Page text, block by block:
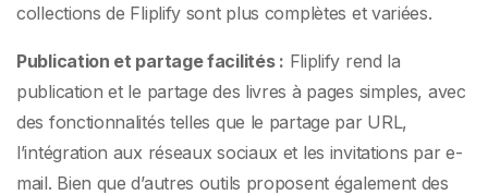
collections de Fliplify sont plus complètes et variées.
Publication et partage facilités : Fliplify rend la
publication et le partage des livres à pages simples, avec
des fonctionnalités telles que le partage par URL,
l’intégration aux réseaux sociaux et les invitations par e-
mail. Bien que d’autres outils proposent également des